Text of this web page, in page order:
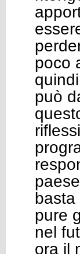
poco
può
basta
pure
nel
ora il